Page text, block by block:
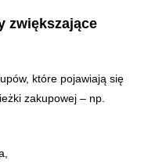
zwiększające
które pojawiają się
zakupowej – np.